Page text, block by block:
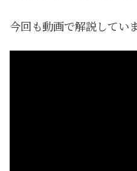
今回も動画で解説していま